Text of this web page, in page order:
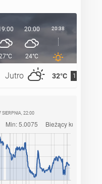
Jutro 32°C 15°C
20:00
24°C
20:38
SIERPNIA, 22:00